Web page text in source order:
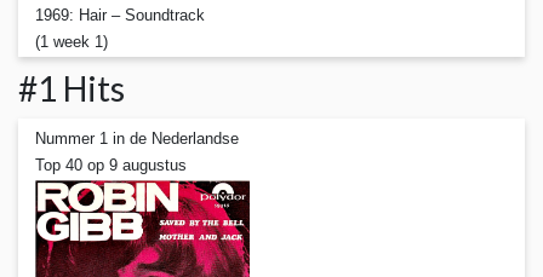
1969: Hair – Soundtrack
(1 week 1)
#1 Hits
Nummer 1 in de Nederlandse
Top 40 op 9 augustus